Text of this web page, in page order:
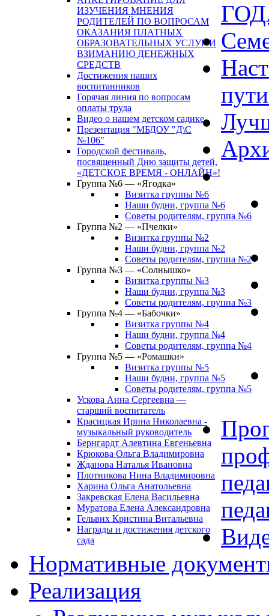
ИЗУЧЕНИЯ МНЕНИЯ
РОДИТЕЛЕЙ ПО ВОПРОСАМ
ОКАЗАНИЯ ПЛАТНЫХ
ОБРАЗОВАТЕЛЬНЫХ УСЛУГ И
ВЗИМАНИЮ ДЕНЕЖНЫХ
СРЕДСТВ
Достижения наших
воспитанников
Горячая линия по вопросам
оплаты труда
Видео о нашем детском садике
Презентация "МБДОУ "Д\С
№106"
Городской фестиваль,
посвященный Дню защиты детей,
«ДЕТСКОЕ ВРЕМЯ - ОНЛАЙН»!
Группа №6 — «Ягодка»
Визитка группы №6
Наши будни, группа №6
Советы родителям, группа №6
Группа №2 — «Пчелки»
Визитка группы №2
Наши будни, группа №2
Советы родителям, группа №2
Группа №3 — «Солнышко»
Визитка группы №3
Наши будни, группа №3
Советы родителям, группа №3
Группа №4 — «Бабочки»
Визитка группы №4
Наши будни, группа №4
Советы родителям, группа №4
Группа №5 — «Ромашки»
Визитка группы №5
Наши будни, группа №5
Советы родителям, группа №5
Ускова Анна Сергеевна —
старший воспитатель
Красицкая Ирина Николаевна -
музыкальный руководитель
Бернгардт Алевтина Евгеньевна
Крюкова Ольга Владимировна
Жданова Наталья Ивановна
Плотникова Нина Владимировна
Харина Ольга Анатольевна
Закревская Елена Васильевна
Муратова Елена Александровна
Гельвих Кристина Витальевна
Награды и достижения детского
сада
Нормативные
Реализация